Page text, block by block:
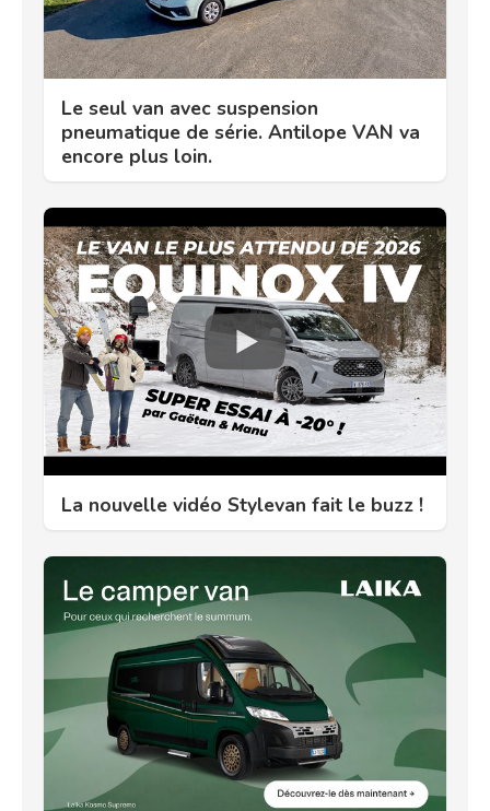
Le seul van avec suspension
pneumatique de série. Antilope VAN va
encore plus loin.
La nouvelle vidéo Stylevan fait le buzz !